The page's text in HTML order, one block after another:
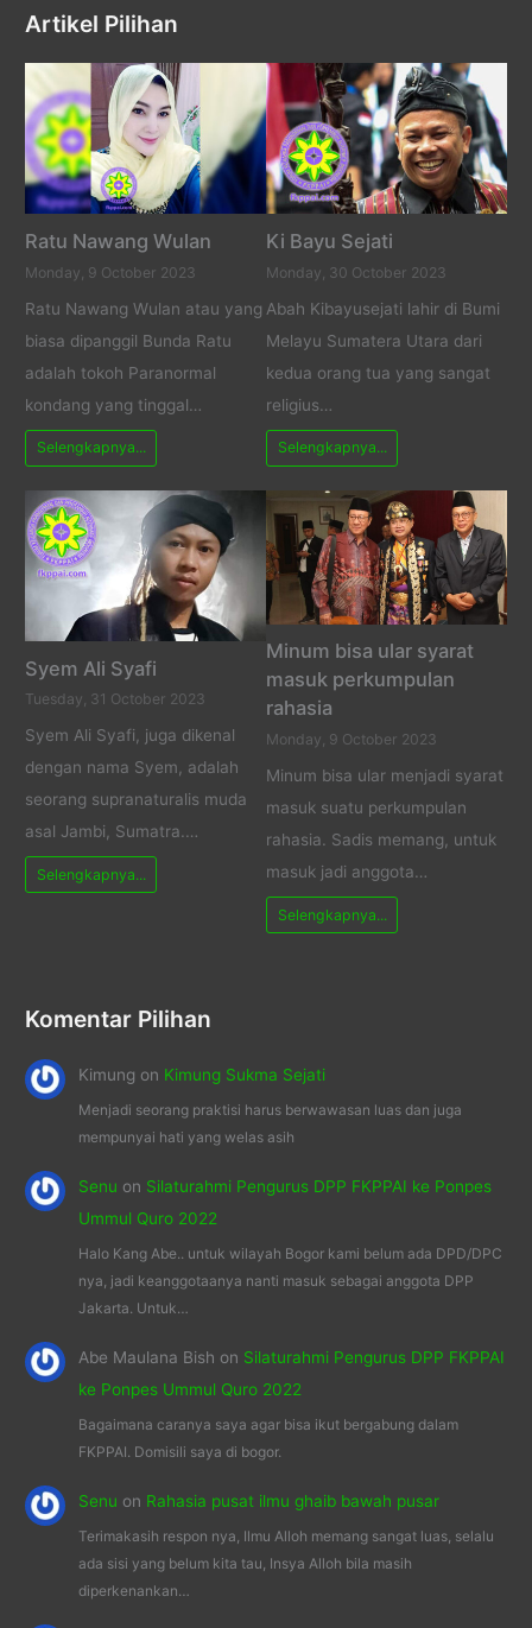
Artikel Pilihan
Ratu Nawang Wulan
Monday, 9 October 2023
Ratu Nawang Wulan atau yang
biasa dipanggil Bunda Ratu
adalah tokoh Paranormal
kondang yang tinggal…
Selengkapnya...
Ki Bayu Sejati
Monday, 30 October 2023
Abah Kibayusejati lahir di Bumi
Melayu Sumatera Utara dari
kedua orang tua yang sangat
religius…
Selengkapnya...
Syem Ali Syafi
Tuesday, 31 October 2023
Syem Ali Syafi, juga dikenal
dengan nama Syem, adalah
seorang supranaturalis muda
asal Jambi, Sumatra.…
Selengkapnya...
Minum bisa ular syarat
masuk perkumpulan
rahasia
Monday, 9 October 2023
Minum bisa ular menjadi syarat
masuk suatu perkumpulan
rahasia. Sadis memang, untuk
masuk jadi anggota…
Selengkapnya...
Komentar Pilihan
Kimung on Kimung Sukma Sejati
Menjadi seorang praktisi harus berwawasan luas dan juga
mempunyai hati yang welas asih
Senu on Silaturahmi Pengurus DPP FKPPAI ke Ponpes
Ummul Quro 2022
Halo Kang Abe.. untuk wilayah Bogor kami belum ada DPD/DPC
nya, jadi keanggotaanya nanti masuk sebagai anggota DPP
Jakarta. Untuk…
Abe Maulana Bish on Silaturahmi Pengurus DPP FKPPAI
ke Ponpes Ummul Quro 2022
Bagaimana caranya saya agar bisa ikut bergabung dalam
FKPPAI. Domisili saya di bogor.
Senu on Rahasia pusat ilmu ghaib bawah pusar
Terimakasih respon nya, Ilmu Alloh memang sangat luas, selalu
ada sisi yang belum kita tau, Insya Alloh bila masih
diperkenankan…